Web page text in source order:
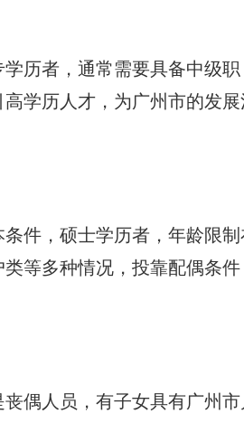
历者，通常需要具备中级职
学历人才，为广州市的发展
件，硕士学历者，年龄限制
等多种情况，投靠配偶条件
偶人员，有子女具有广州